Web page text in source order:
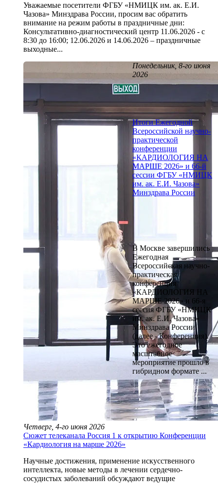
Уважаемые посетители ФГБУ «НМИЦК им. ак. Е.И.
Чазова» Минздрава России, просим вас обратить
внимание на режим работы в праздничные дни:
Консультативно-диагностический центр 11.06.2026 - с
8:30 до 16:00; 12.06.2026 и 14.06.2026 – праздничные
выходные...
Понедельник, 8-го июня
2026
Итоги Ежегодной
Всероссийской научно-
практической
конференции
«КАРДИОЛОГИЯ НА
МАРШЕ 2026» и 66-й
сессии ФГБУ «НМИЦК
им. ак. Е.И. Чазова»
Минздрава России
В Москве завершились
Ежегодная
Всероссийская научно-
практическая
конференция
«КАРДИОЛОГИЯ НА
МАРШЕ 2026» и 66-я
сессия ФГБУ «НМИЦК
им. ак. Е.И. Чазова»
Минздрава России
(далее - Конференция).
Это ежегодное
масштабное
мероприятие прошло в
гибридном формате ...
Четверг, 4-го июня 2026
Сюжет телеканала Россия 1 к открытию Конференции
«Кардиология на марше 2026»
Научные достижения, применение искусственного
интеллекта, новые методы в лечении сердечно-
сосудистых заболеваний обсуждают ведущие